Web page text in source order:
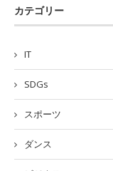
カテゴリー
IT
SDGs
スポーツ
ダンス